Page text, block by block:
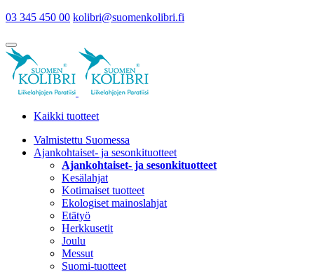
03 345 450 00 kolibri@suomenkolibri.fi
Kaikki tuotteet
Valmistettu Suomessa
Ajankohtaiset- ja sesonkituotteet
Ajankohtaiset- ja sesonkituotteet
Kesälahjat
Kotimaiset tuotteet
Ekologiset mainoslahjat
Etätyö
Herkkusetit
Joulu
Messut
Suomi-tuotteet